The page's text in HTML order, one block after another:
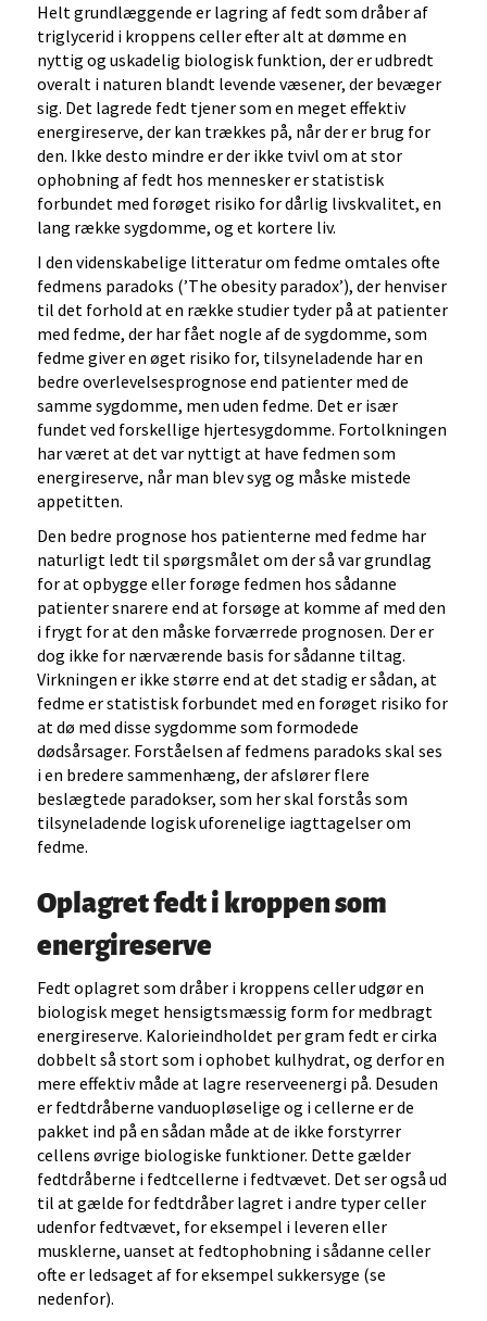
Helt grundlæggende er lagring af fedt som dråber af
triglycerid i kroppens celler efter alt at dømme en
nyttig og uskadelig biologisk funktion, der er udbredt
overalt i naturen blandt levende væsener, der bevæger
sig. Det lagrede fedt tjener som en meget effektiv
energireserve, der kan trækkes på, når der er brug for
den. Ikke desto mindre er der ikke tvivl om at stor
ophobning af fedt hos mennesker er statistisk
forbundet med forøget risiko for dårlig livskvalitet, en
lang række sygdomme, og et kortere liv.
I den videnskabelige litteratur om fedme omtales ofte
fedmens paradoks (’The obesity paradox’), der henviser
til det forhold at en række studier tyder på at patienter
med fedme, der har fået nogle af de sygdomme, som
fedme giver en øget risiko for, tilsyneladende har en
bedre overlevelsesprognose end patienter med de
samme sygdomme, men uden fedme. Det er især
fundet ved forskellige hjertesygdomme. Fortolkningen
har været at det var nyttigt at have fedmen som
energireserve, når man blev syg og måske mistede
appetitten.
Den bedre prognose hos patienterne med fedme har
naturligt ledt til spørgsmålet om der så var grundlag
for at opbygge eller forøge fedmen hos sådanne
patienter snarere end at forsøge at komme af med den
i frygt for at den måske forværrede prognosen. Der er
dog ikke for nærværende basis for sådanne tiltag.
Virkningen er ikke større end at det stadig er sådan, at
fedme er statistisk forbundet med en forøget risiko for
at dø med disse sygdomme som formodede
dødsårsager. Forståelsen af fedmens paradoks skal ses
i en bredere sammenhæng, der afslører flere
beslægtede paradokser, som her skal forstås som
tilsyneladende logisk uforenelige iagttagelser om
fedme.
Oplagret fedt i kroppen som
energireserve
Fedt oplagret som dråber i kroppens celler udgør en
biologisk meget hensigtsmæssig form for medbragt
energireserve. Kalorieindholdet per gram fedt er cirka
dobbelt så stort som i ophobet kulhydrat, og derfor en
mere effektiv måde at lagre reserveenergi på. Desuden
er fedtdråberne vanduopløselige og i cellerne er de
pakket ind på en sådan måde at de ikke forstyrrer
cellens øvrige biologiske funktioner. Dette gælder
fedtdråberne i fedtcellerne i fedtvævet. Det ser også ud
til at gælde for fedtdråber lagret i andre typer celler
udenfor fedtvævet, for eksempel i leveren eller
musklerne, uanset at fedtophobning i sådanne celler
ofte er ledsaget af for eksempel sukkersyge (se
nedenfor).